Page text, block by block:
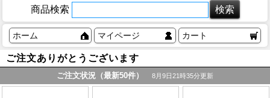
商品検索
ホーム マイページ カート
ご注文ありがとうございます